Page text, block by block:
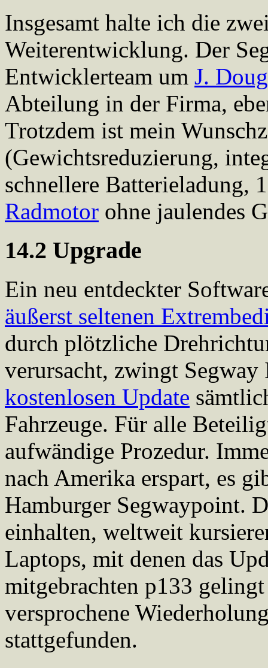
Insgesamt halte ich die
Weiterentwicklung. Der
Entwicklerteam um J.
Abteilung in der Firma,
Trotzdem ist mein
(Gewichtsreduzierung,
schnellere Batterieladung,
Radmotor ohne jaulendes
14.2 Upgrade
Ein neu entdeckter
äußerst seltenen
durch plötzliche
verursacht, zwingt
kostenlosen Update
Fahrzeuge. Für alle
aufwändige Prozedur.
nach Amerika erspart, es
Hamburger Segwaypoint.
einhalten, weltweit
Laptops, mit denen das
mitgebrachten p133
versprochene
stattgefunden.